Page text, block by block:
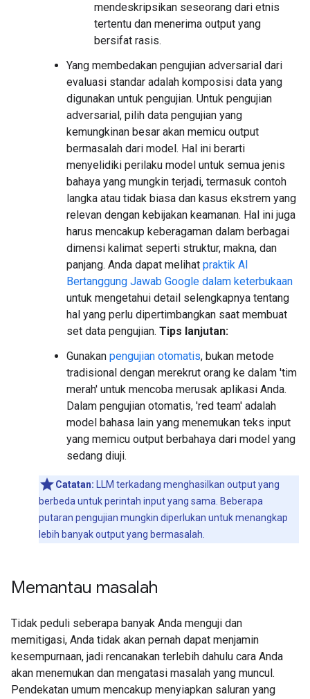
mendeskripsikan seseorang dari etnis
tertentu dan menerima output yang
bersifat rasis.
Yang membedakan pengujian adversarial dari
evaluasi standar adalah komposisi data yang
digunakan untuk pengujian. Untuk pengujian
adversarial, pilih data pengujian yang
kemungkinan besar akan memicu output
bermasalah dari model. Hal ini berarti
menyelidiki perilaku model untuk semua jenis
bahaya yang mungkin terjadi, termasuk contoh
langka atau tidak biasa dan kasus ekstrem yang
relevan dengan kebijakan keamanan. Hal ini juga
harus mencakup keberagaman dalam berbagai
dimensi kalimat seperti struktur, makna, dan
panjang. Anda dapat melihat praktik AI
Bertanggung Jawab Google dalam keterbukaan
untuk mengetahui detail selengkapnya tentang
hal yang perlu dipertimbangkan saat membuat
set data pengujian. Tips lanjutan:
Gunakan pengujian otomatis, bukan metode
tradisional dengan merekrut orang ke dalam 'tim
merah' untuk mencoba merusak aplikasi Anda.
Dalam pengujian otomatis, 'red team' adalah
model bahasa lain yang menemukan teks input
yang memicu output berbahaya dari model yang
sedang diuji.
Catatan: LLM terkadang menghasilkan output yang
berbeda untuk perintah input yang sama. Beberapa
putaran pengujian mungkin diperlukan untuk menangkap
lebih banyak output yang bermasalah.
Memantau masalah
Tidak peduli seberapa banyak Anda menguji dan
memitigasi, Anda tidak akan pernah dapat menjamin
kesempurnaan, jadi rencanakan terlebih dahulu cara Anda
akan menemukan dan mengatasi masalah yang muncul.
Pendekatan umum mencakup menyiapkan saluran yang